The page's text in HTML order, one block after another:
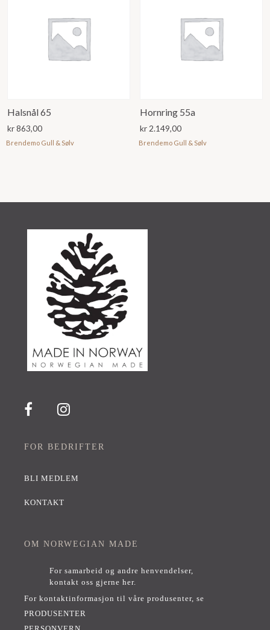
Halsnål 65
kr863,00
Brendemo Gull & Sølv
Hornring 55a
kr2.149,00
Brendemo Gull & Sølv
FOR BEDRIFTER
BLI MEDLEM
KONTAKT
OM NORWEGIAN MADE
For samarbeid og andre henvendelser,
kontakt oss gjerne her.
For kontaktinformasjon til våre produsenter, se
PRODUSENTER